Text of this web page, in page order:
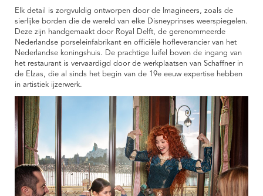
Elk detail is zorgvuldig ontworpen door de Imagineers, zoals de
sierlijke borden die de wereld van elke Disneyprinses weerspiegelen.
Deze zijn handgemaakt door Royal Delft, de gerenommeerde
Nederlandse porseleinfabrikant en officiële hofleverancier van het
Nederlandse koningshuis. De prachtige luifel boven de ingang van
het restaurant is vervaardigd door de werkplaatsen van Schaffner in
de Elzas, die al sinds het begin van de 19e eeuw expertise hebben
in artistiek ijzerwerk.